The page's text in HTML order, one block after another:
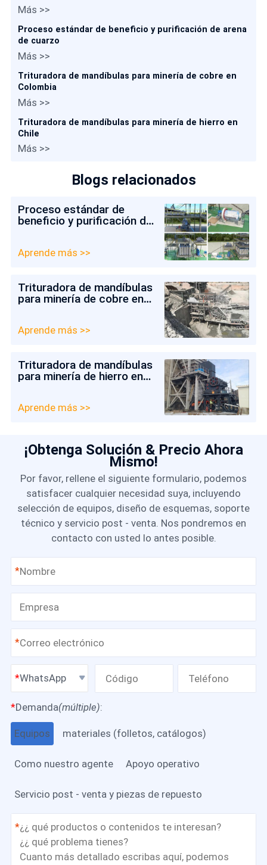
Más >>
Proceso estándar de beneficio y purificación de arena
de cuarzo
Más >>
Trituradora de mandíbulas para minería de cobre en
Colombia
Más >>
Trituradora de mandíbulas para minería de hierro en
Chile
Más >>
Blogs relacionados
Proceso estándar de
beneficio y purificación de
Aprende más >>
Trituradora de mandíbulas
para minería de cobre en
Aprende más >>
Trituradora de mandíbulas
para minería de hierro en
Aprende más >>
¡Obtenga Solución & Precio Ahora
Mismo!
Por favor, rellene el siguiente formulario, podemos
satisfacer cualquier necesidad suya, incluyendo
selección de equipos, diseño de esquemas, soporte
técnico y servicio post - venta. Nos pondremos en
contacto con usted lo antes posible.
*
*
WhatsApp
*Demanda(múltiple):
Equipos materiales (folletos, catálogos)
Como nuestro agente Apoyo operativo
Servicio post - venta y piezas de repuesto
*